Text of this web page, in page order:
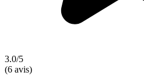
3.0/5
(6 avis)